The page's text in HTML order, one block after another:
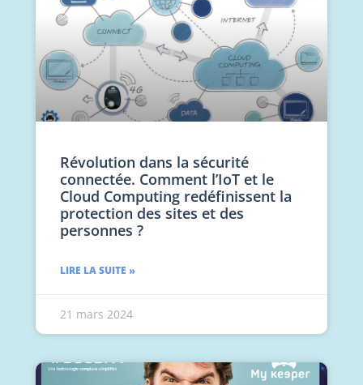
Révolution dans la sécurité
connectée. Comment l’IoT et le
Cloud Computing redéfinissent la
protection des sites et des
personnes ?
LIRE LA SUITE »
21 mars 2024